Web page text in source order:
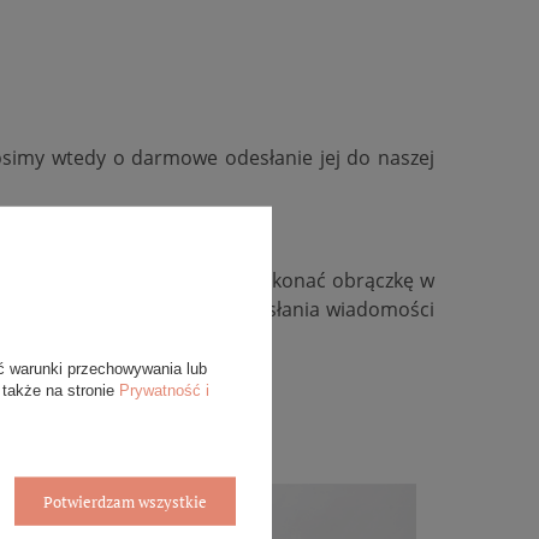
wtedy o darmowe odesłanie jej do naszej
zmienić kolor złota, wykonać obrączkę w
zachęcamy do przesłania wiadomości
warunki przechowywania lub
na stronie Prywatność i
Potwierdzam wszystkie